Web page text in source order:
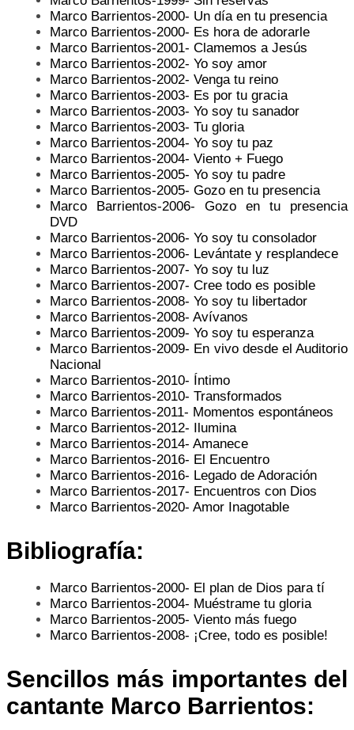
Marco Barrientos-2000- Un día en tu presencia
Marco Barrientos-2000- Es hora de adorarle
Marco Barrientos-2001- Clamemos a Jesús
Marco Barrientos-2002- Yo soy amor
Marco Barrientos-2002- Venga tu reino
Marco Barrientos-2003- Es por tu gracia
Marco Barrientos-2003- Yo soy tu sanador
Marco Barrientos-2003- Tu gloria
Marco Barrientos-2004- Yo soy tu paz
Marco Barrientos-2004- Viento + Fuego
Marco Barrientos-2005- Yo soy tu padre
Marco Barrientos-2005- Gozo en tu presencia
Marco Barrientos-2006- Gozo en tu presencia
DVD
Marco Barrientos-2006- Yo soy tu consolador
Marco Barrientos-2006- Levántate y resplandece
Marco Barrientos-2007- Yo soy tu luz
Marco Barrientos-2007- Cree todo es posible
Marco Barrientos-2008- Yo soy tu libertador
Marco Barrientos-2008- Avívanos
Marco Barrientos-2009- Yo soy tu esperanza
Marco Barrientos-2009- En vivo desde el Auditorio
Nacional
Marco Barrientos-2010- Íntimo
Marco Barrientos-2010- Transformados
Marco Barrientos-2011- Momentos espontáneos
Marco Barrientos-2012- Ilumina
Marco Barrientos-2014- Amanece
Marco Barrientos-2016- El Encuentro
Marco Barrientos-2016- Legado de Adoración
Marco Barrientos-2017- Encuentros con Dios
Marco Barrientos-2020- Amor Inagotable
Bibliografía:
Marco Barrientos-2000- El plan de Dios para tí
Marco Barrientos-2004- Muéstrame tu gloria
Marco Barrientos-2005- Viento más fuego
Marco Barrientos-2008- ¡Cree, todo es posible!
Sencillos más importantes del
cantante Marco Barrientos: